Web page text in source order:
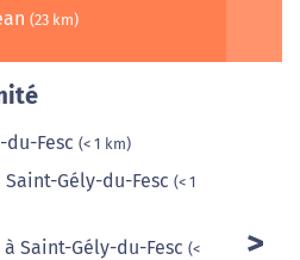
(23 km)
Fesc (< 1 km)
Saint-Gély-du-Fesc (< 1
à Saint-Gély-du-Fesc (<